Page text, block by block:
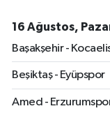
16 Ağustos,
Başakşehir -
Beşiktaş - Eyüpspor
Amed -